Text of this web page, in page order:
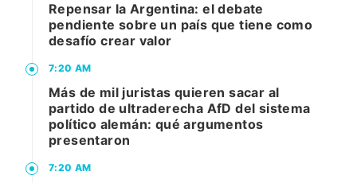
Repensar la Argentina: el debate
pendiente sobre un país que tiene como
desafío crear valor
7:20 AM
Más de mil juristas quieren sacar al
partido de ultraderecha AfD del sistema
político alemán: qué argumentos
presentaron
7:20 AM